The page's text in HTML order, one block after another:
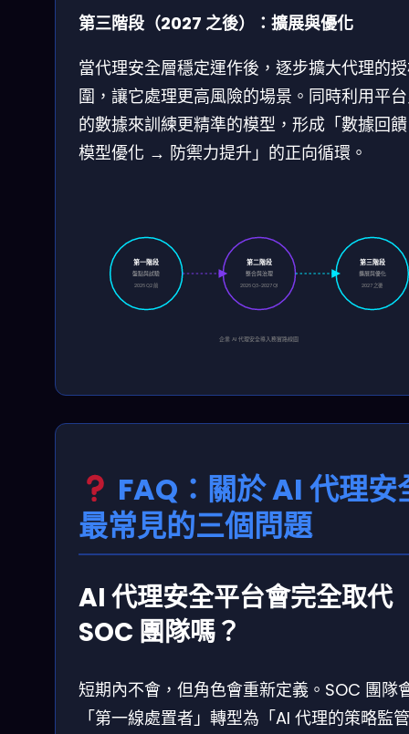
第三階段（2027 之後）：擴展與優化
當代理安全層穩定運作後，逐步擴大代理的
圍，讓它處理更高風險的場景。同時利用平
的數據來訓練更精準的模型，形成「數據回
模型優化 → 防禦力提升」的正向循環。
第一階段
盤點與試驗
2026 Q2 前
第二階段
整合與治理
2026 Q3-2027 Q1
第三階段
擴展與優化
2027 之後
企業 AI 代理安全導入務實路線圖
FAQ：關於 AI 代理安
最常見的三個問題
AI 代理安全平台會完全取代
SOC 團隊嗎？
短期內不會，但角色會重新定義。SOC 團隊
「第一線處置者」轉型為「AI 代理的策略監